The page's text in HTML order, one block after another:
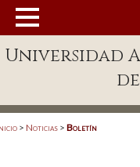
Enlaces
Universidad
> Noticias > Boletín